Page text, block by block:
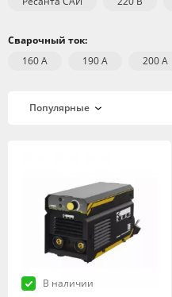
Сварочный ток:
160 А
190 А 200 А
В наличии